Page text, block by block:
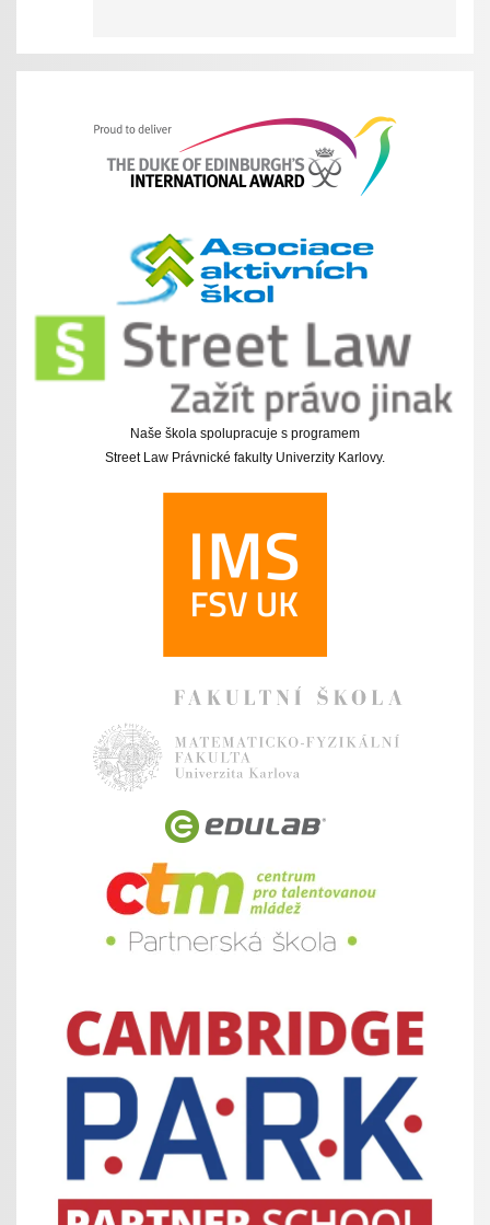
Naše škola spolupracuje s programem
Street Law Právnické fakulty Univerzity Karlovy.